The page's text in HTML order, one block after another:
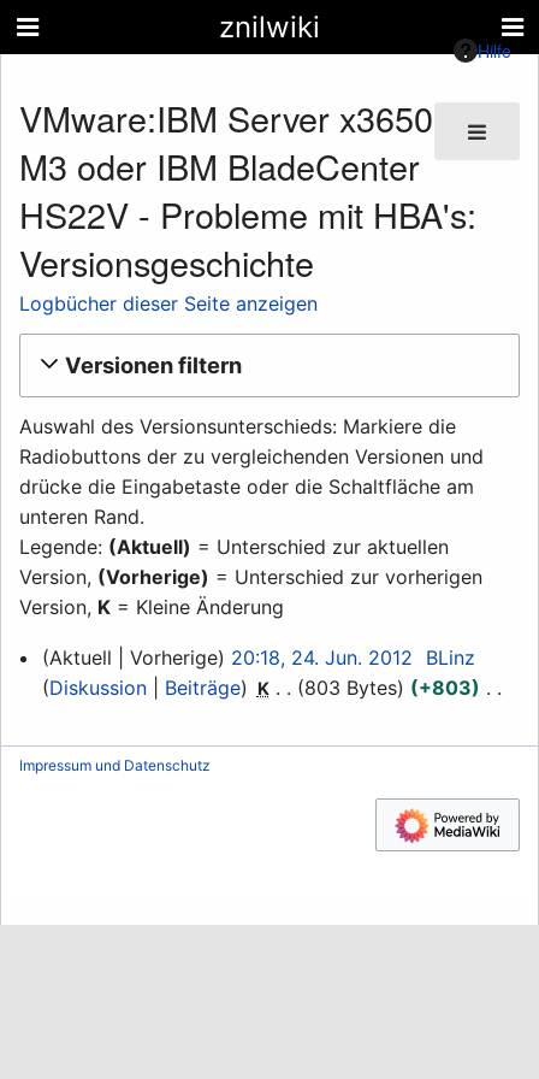
znilwiki
Hilfe
VMware:IBM Server x3650
M3 oder IBM BladeCenter
HS22V - Probleme mit HBA's:
Versionsgeschichte
Logbücher dieser Seite anzeigen
Versionen filtern
Auswahl des Versionsunterschieds: Markiere die
Radiobuttons der zu vergleichenden Versionen und
drücke die Eingabetaste oder die Schaltfläche am
unteren Rand.
Legende: (Aktuell) = Unterschied zur aktuellen
Version, (Vorherige) = Unterschied zur vorherigen
Version, K = Kleine Änderung
24.
Juni
Aktuell Vorherige 20:18, 24. Jun. 2012
BLinz
Diskussion
Beiträge K 803 Bytes
+803
e
i
a
Impressum und Datenschutz